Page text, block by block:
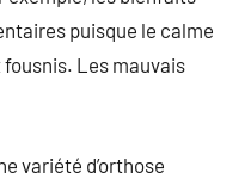
puisque le calme
Les mauvais
variété d’orthose